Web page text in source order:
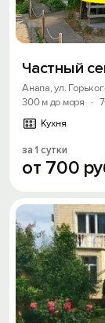
Частный
Анапа, ул.
300 м до моря
·
Кухня
за 1 сутки
от 700